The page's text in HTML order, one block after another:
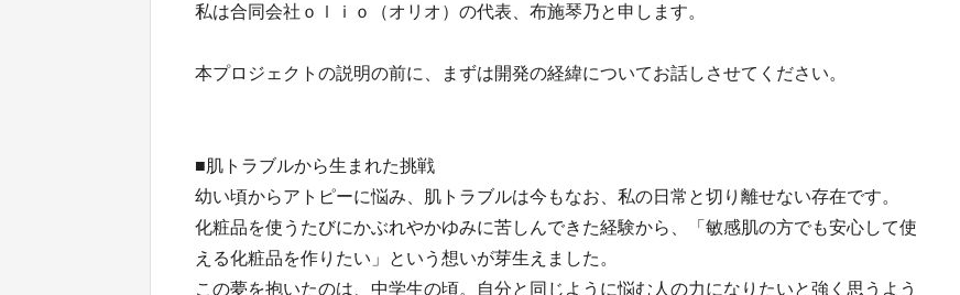
私は合同会社ｏｌｉｏ（オリオ）の代表、布施琴乃と申します。
本プロジェクトの説明の前に、まずは開発の経緯についてお話しさせてください。
■肌トラブルから生まれた挑戦
幼い頃からアトピーに悩み、肌トラブルは今もなお、私の日常と切り離せない存在です。
化粧品を使うたびにかぶれやかゆみに苦しんできた経験から、「敏感肌の方でも安心して使
える化粧品を作りたい」という想いが芽生えました。
この夢を抱いたのは、中学生の頃。自分と同じように悩む人の力になりたいと強く思うよう